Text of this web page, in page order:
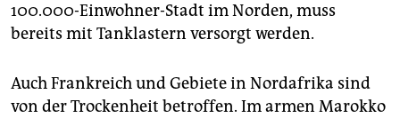
100.000-Einwohner-Stadt im Norden, muss
bereits mit Tanklastern versorgt werden.
Auch Frankreich und Gebiete in Nordafrika sind
von der Trockenheit betroffen. Im armen Marokko